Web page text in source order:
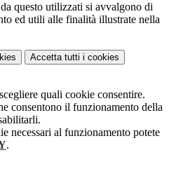
questo utilizzati si avvalgono di
ed utili alle finalità illustrate nella
Accetta tutti i cookies
quali cookie consentire.
consentono il funzionamento della
necessari al funzionamento potete
.